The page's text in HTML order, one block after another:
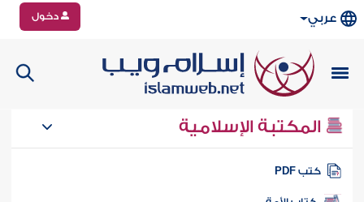
عربي دخول
المكتبة الإسلامية
كتب PDF